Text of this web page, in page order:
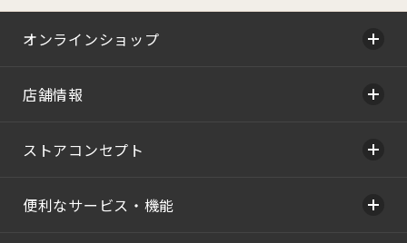
オンラインショップ
店舗情報
ストアコンセプト
便利なサービス・機能